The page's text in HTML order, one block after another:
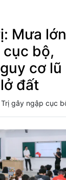
Mưa lớn
cục bộ,
cơ lũ
đất